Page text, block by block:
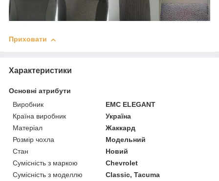
Приховати
Характеристики
Основні атрибути
Виробник
EMC ELEGANT
Країна виробник
Україна
Матеріал
Жаккард
Розмір чохла
Модельний
Стан
Новий
Сумісність з маркою
Chevrolet
Сумісність з моделлю
Classic, Tacuma